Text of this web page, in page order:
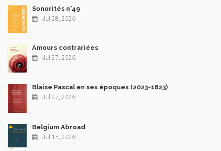
Sonorités n°49
Jul 28, 2026
Amours contrariées
Jul 27, 2026
Blaise Pascal en ses époques (2023-1623)
Jul 27, 2026
Belgium Abroad
Jul 15, 2026